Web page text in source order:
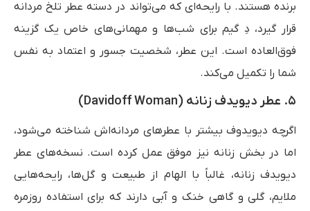
برنده هستند. با رایحه‌ای که می‌تواند در دسته عطر تلخ مردانه
قرار گیرد، دِ گیم برای شب‌ها و مهمانی‌های خاص یک گزینه
فوق‌العاده است. این عطر، شخصیت جسور و اعتماد به نفس
شما را تکمیل می‌کند.
۵. عطر دیویدف زنانه (Davidoff Woman)
اگرچه دیویدوف بیشتر با عطرهای مردانه‌اش شناخته می‌شود،
اما در بخش زنانه نیز موفق عمل کرده است. نسخه‌های عطر
دیویدف زنانه، غالباً با الهام از طبیعت و گل‌ها، رایحه‌هایی
ملایم، گلی و گاهی خنک و آبی دارند که برای استفاده روزمره